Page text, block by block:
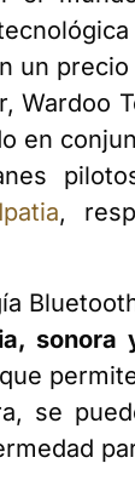
un
Wardoo
en
Ipatia,
sonora
se